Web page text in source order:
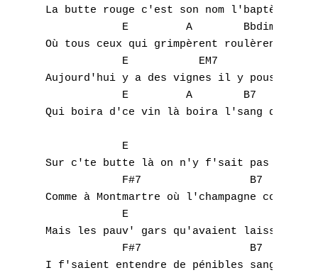
La butte rouge c'est son nom l'baptème
E         A
Où tous ceux qui grimpèrent roulèrent
E           EM7         E6
Aujourd'hui y a des vignes il y pousse du
E         A        B7
Qui boira d'ce vin là boira l'sang des
            E
Sur c'te butte là on n'y f'sait pas la
            F#7                 B7
Comme à Montmartre où l'champagne coule
            E
Mais les pauv' gars qu'avaient laissé des
            F#7                 B7
I f'saient entendre de pénibles sanglots
B
D
E
F